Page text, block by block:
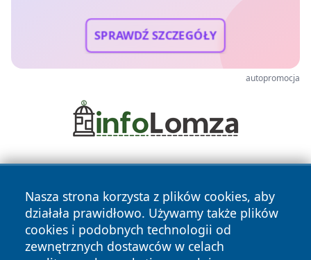
SPRAWDŹ SZCZEGÓŁY
autopromocja
Nasza strona korzysta z plików cookies, aby
działała prawidłowo. Używamy także plików
cookies i podobnych technologii od
zewnętrznych dostawców w celach
Copyright © 2026 pulsbydgoszczy.pl Wszystkie prawa